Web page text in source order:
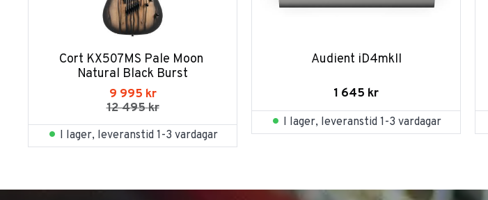
Cort KX507MS Pale Moon
Natural Black Burst
9 995 kr
12 495kr
I lager, leveranstid 1-3 vardagar
Audient iD4mkII
1 645 kr
I lager, leveranstid 1-3 vardagar